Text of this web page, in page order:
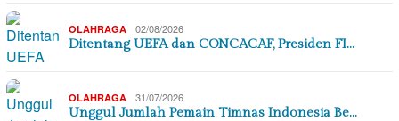
OLAHRAGA 02/08/2026
Ditentang UEFA dan CONCACAF, Presiden FI…
OLAHRAGA 31/07/2026
Unggul Jumlah Pemain Timnas Indonesia Be…